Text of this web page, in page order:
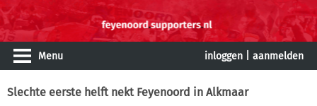
Menu inloggen aanmelden
Slechte eerste helft nekt Feyenoord in Alkmaar